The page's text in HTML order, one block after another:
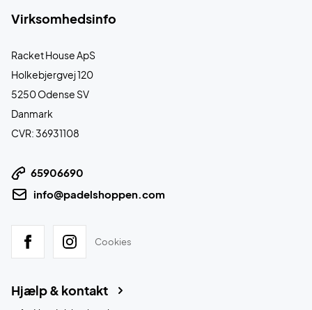
Virksomhedsinfo
Racket House ApS
Holkebjergvej 120
5250 Odense SV
Danmark
CVR: 36931108
65906690
info@padelshoppen.com
Cookies
Hjælp & kontakt